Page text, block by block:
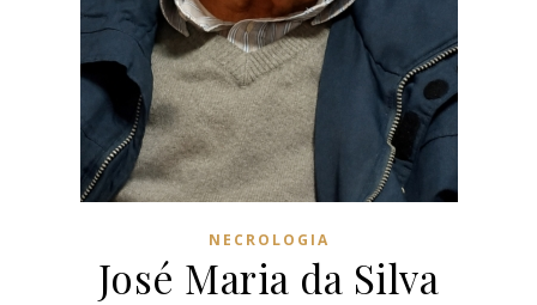
NECROLOGIA
José Maria da Silva